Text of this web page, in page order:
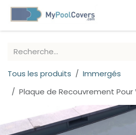
Tous les produits
Immergés
Plaque de Recouvrement Pour